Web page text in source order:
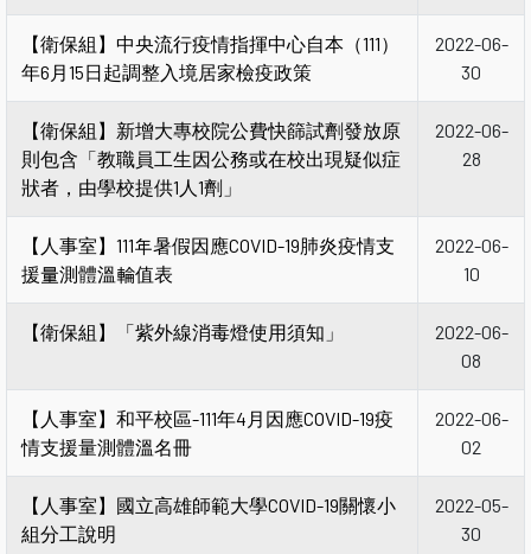
【衛保組】中央流行疫情指揮中心自本（111）
年6月15日起調整入境居家檢疫政策
2022-06-
30
【衛保組】新增大專校院公費快篩試劑發放原
則包含「教職員工生因公務或在校出現疑似症
狀者，由學校提供1人1劑」
2022-06-
28
【人事室】111年暑假因應COVID-19肺炎疫情支
援量測體溫輪值表
2022-06-
10
【衛保組】「紫外線消毒燈使用須知」
2022-06-
08
【人事室】和平校區-111年4月因應COVID-19疫
情支援量測體溫名冊
2022-06-
02
【人事室】國立高雄師範大學COVID-19關懷小
組分工說明
2022-05-
30